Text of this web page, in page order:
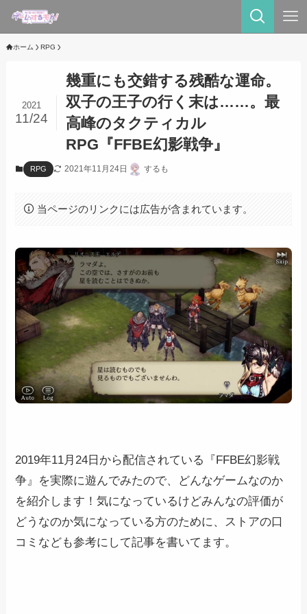
ホーム RPG
幾重にも交錯する残酷な運命。
双子の王子の行く末は……。最
高峰のタクティカル
RPG『FFBE幻影戦争』
2021
11/24
RPG 2021年11月24日 するも
当ページのリンクには広告が含まれています。
2019年11月24日から配信されている『FFBE幻影戦
争』を実際に遊んでみたので、どんなゲームなのか
を紹介します！気になっているけどみんなの評価が
どうなのか気になっている方のために、ストアの口
コミなども参考にして記事を書いてます。